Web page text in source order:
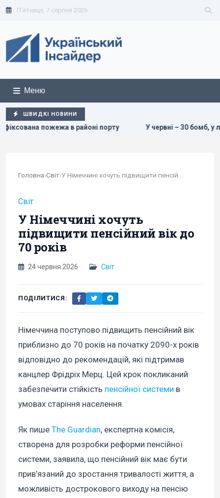
П'ятниця, 7 серпня 2026
Меню
ШВИДКІ НОВИНИ
районі порту У червні – 30 бомб, у липні – понад 50: в
Головна›Світ›
Світ
У Німеччині хочуть
підвищити пенсійний вік до
70 років
24 червня 2026 Світ
ПОДІЛИТИСЯ:
Німеччина поступово підвищить пенсійний вік
приблизно до 70 років на початку 2090-х років
відповідно до рекомендацій, які підтримав
канцлер Фрідріх Мерц. Цей крок покликаний
забезпечити стійкість пенсійної системи в
умовах старіння населення.
Як пише The Guardian, експертна комісія,
створена для розробки реформи пенсійної
системи, заявила, що пенсійний вік має бути
прив’язаний до зростання тривалості життя, а
можливість дострокового виходу на пенсію